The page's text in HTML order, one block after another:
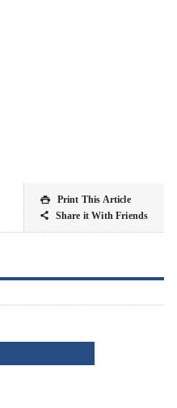
 Print This Article
 Share it With Friends